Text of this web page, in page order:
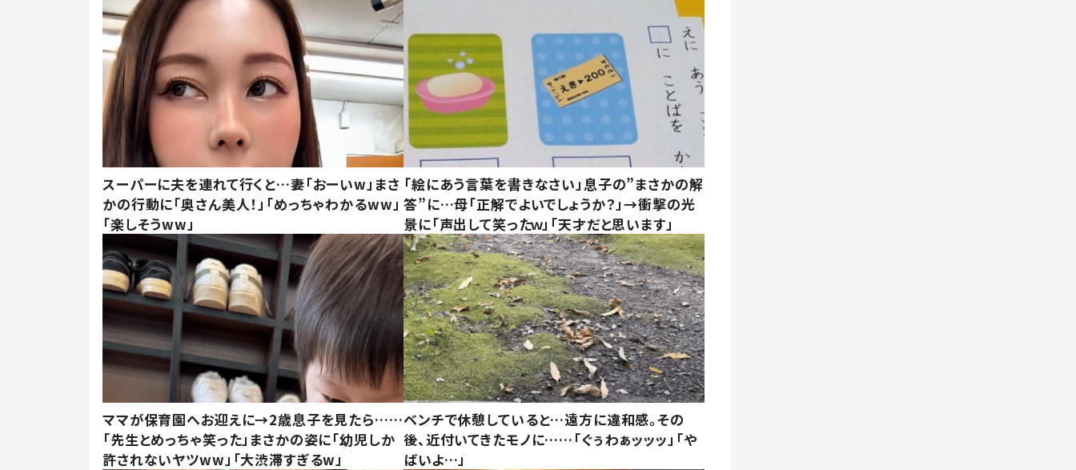
スーパーに夫を連れて行くと…妻「おーいw」まさ
かの行動に「奥さん美人！」「めっちゃわかるww」
「楽しそうww」
「絵にあう言葉を書きなさい」息子の”まさかの解
答”に…母「正解でよいでしょうか？」→衝撃の光
景に「声出して笑ったｗ」「天才だと思います」
ママが保育園へお迎えに→2歳息子を見たら……
「先生とめっちゃ笑った」まさかの姿に「幼児しか
許されないヤツww」「大渋滞すぎるw」
ベンチで休憩していると…遠方に違和感。その
後、近付いてきたモノに……「ぐぅわぁッッッ」「や
ばいよ…」